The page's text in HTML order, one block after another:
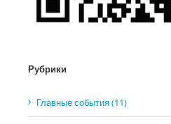
Рубрики
Главные события (11)